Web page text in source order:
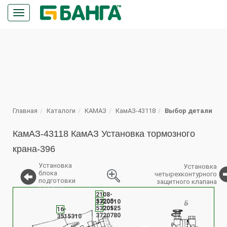
Кнопка
меню
Главная Каталоги КАМАЗ КамАЗ-43118 Выбор детали
КамАЗ-43118 КамАЗ Установка тормозного
крана-396
Установка
блока
подготовки
воздуха
Установка
четырехконтурного
защитного клапана
53205-
3720125
53205-
3720780
16-
3515310
2108-
3720010